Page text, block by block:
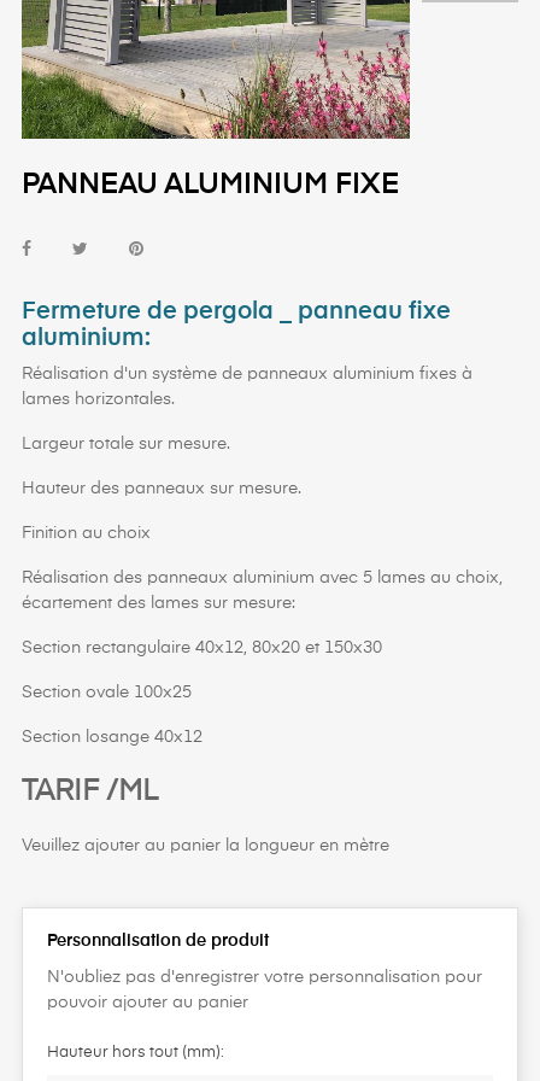
PANNEAU ALUMINIUM FIXE
Fermeture de pergola _ panneau fixe
aluminium:
Réalisation d'un système de panneaux aluminium fixes à
lames horizontales.
Largeur totale sur mesure.
Hauteur des panneaux sur mesure.
Finition au choix
Réalisation des panneaux aluminium avec 5 lames au choix,
écartement des lames sur mesure:
Section rectangulaire 40x12, 80x20 et 150x30
Section ovale 100x25
Section losange 40x12
TARIF /ML
Veuillez ajouter au panier la longueur en mètre
Personnalisation de produit
N'oubliez pas d'enregistrer votre personnalisation pour
pouvoir ajouter au panier
Hauteur hors tout (mm):